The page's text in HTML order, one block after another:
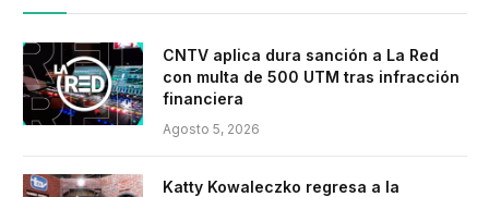
CNTV aplica dura sanción a La Red
con multa de 500 UTM tras infracción
financiera
Agosto 5, 2026
Katty Kowaleczko regresa a la